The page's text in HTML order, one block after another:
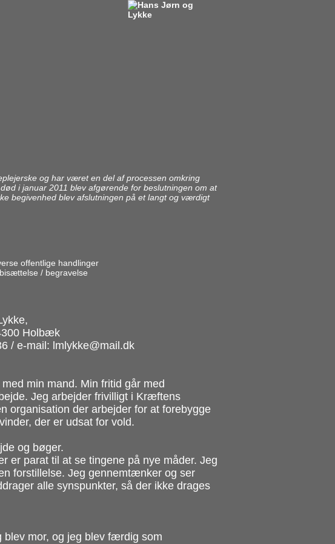
og har været en del af processen omkring
i januar 2011 blev afgørende for beslutningen om at
begivenhed blev afslutningen på et langt og værdigt
offentlige handlinger
/ begravelse
Holbæk
/ e-mail: lmlykke@mail.dk
min mand. Min fritid går med
Jeg arbejder frivilligt i Kræftens
organisation der arbejder for at forebygge
der er udsat for vold.
og bøger.
er parat til at se tingene på nye måder. Jeg
forstillelse. Jeg gennemtænker og ser
alle synspunkter, så der ikke drages
blev mor, og jeg blev færdig som